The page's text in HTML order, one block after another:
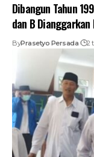
Dibangun Tahun
dan B
ByPrasetyo Persada 2